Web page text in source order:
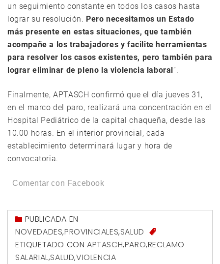
un seguimiento constante en todos los casos hasta
lograr su resolución. Pero necesitamos un Estado
más presente en estas situaciones, que también
acompañe a los trabajadores y facilite herramientas
para resolver los casos existentes, pero también para
lograr eliminar de pleno la violencia laboral”.
Finalmente, APTASCH confirmó que el día jueves 31,
en el marco del paro, realizará una concentración en el
Hospital Pediátrico de la capital chaqueña, desde las
10.00 horas. En el interior provincial, cada
establecimiento determinará lugar y hora de
convocatoria.
Comentar con Facebook
PUBLICADA EN
NOVEDADES,PROVINCIALES,SALUD
ETIQUETADO CON APTASCH,PARO,RECLAMO
SALARIAL,SALUD,VIOLENCIA